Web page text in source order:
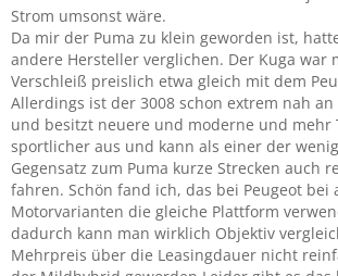
Strom umsonst wäre.
Da mir der Puma zu klein geworden ist,
andere Hersteller verglichen. Der Kuga war
Verschleiß preislich etwa gleich mit dem
Allerdings ist der 3008 schon extrem nah
und besitzt neuere und moderne und mehr
sportlicher aus und kann als einer der
Gegensatz zum Puma kurze Strecken auch
fahren. Schön fand ich, das bei Peugeot bei
Motorvarianten die gleiche Plattform
dadurch kann man wirklich Objektiv
Mehrpreis über die Leasingdauer nicht